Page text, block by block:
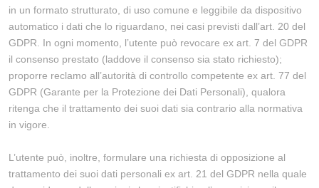
in un formato strutturato, di uso comune e leggibile da dispositivo
automatico i dati che lo riguardano, nei casi previsti dall’art. 20 del
GDPR. In ogni momento, l’utente può revocare ex art. 7 del GDPR
il consenso prestato (laddove il consenso sia stato richiesto);
proporre reclamo all’autorità di controllo competente ex art. 77 del
GDPR (Garante per la Protezione dei Dati Personali), qualora
ritenga che il trattamento dei suoi dati sia contrario alla normativa
in vigore.
L’utente può, inoltre, formulare una richiesta di opposizione al
trattamento dei suoi dati personali ex art. 21 del GDPR nella quale